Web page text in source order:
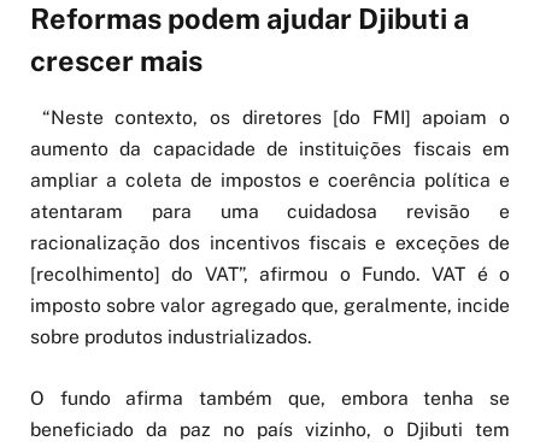
Reformas podem ajudar Djibuti a
crescer mais
“Neste contexto, os diretores [do FMI] apoiam o
aumento da capacidade de instituições fiscais em
ampliar a coleta de impostos e coerência política e
atentaram para uma cuidadosa revisão e
racionalização dos incentivos fiscais e exceções de
[recolhimento] do VAT”, afirmou o Fundo. VAT é o
imposto sobre valor agregado que, geralmente, incide
sobre produtos industrializados.
O fundo afirma também que, embora tenha se
beneficiado da paz no país vizinho, o Djibuti tem